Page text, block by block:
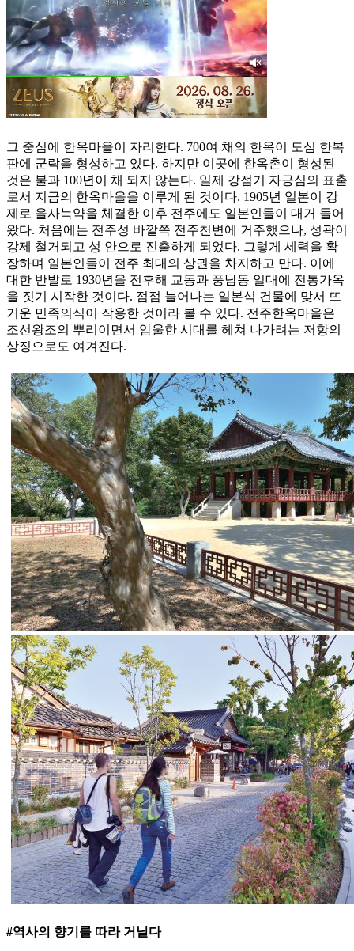
그 중심에 한옥마을이 자리한다. 700여 채의 한옥이 도심 한복
판에 군락을 형성하고 있다. 하지만 이곳에 한옥촌이 형성된
것은 불과 100년이 채 되지 않는다. 일제 강점기 자긍심의 표출
로서 지금의 한옥마을을 이루게 된 것이다. 1905년 일본이 강
제로 을사늑약을 체결한 이후 전주에도 일본인들이 대거 들어
왔다. 처음에는 전주성 바깥쪽 전주천변에 거주했으나, 성곽이
강제 철거되고 성 안으로 진출하게 되었다. 그렇게 세력을 확
장하며 일본인들이 전주 최대의 상권을 차지하고 만다. 이에
대한 반발로 1930년을 전후해 교동과 풍남동 일대에 전통가옥
을 짓기 시작한 것이다. 점점 늘어나는 일본식 건물에 맞서 뜨
거운 민족의식이 작용한 것이라 볼 수 있다. 전주한옥마을은
조선왕조의 뿌리이면서 암울한 시대를 헤쳐 나가려는 저항의
상징으로도 여겨진다.
#역사의 향기를 따라 거닐다